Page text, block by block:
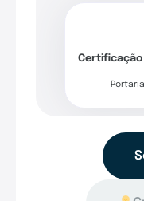
Certificação